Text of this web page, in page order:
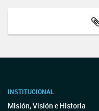
INSTITUCIONAL
Misión, Visión e Historia